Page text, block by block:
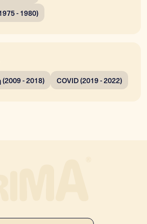
- 1980)
(2009 - 2018) COVID (2019 - 2022)